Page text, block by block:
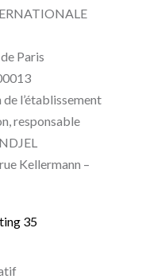
Paris
l’établissement
responsable
Kellermann –
35